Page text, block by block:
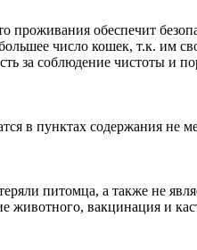
обеспечит
число кошек, т.к. им
соблюдение чистоты и
в пунктах содержания не
питомца, а также не
вакцинация и